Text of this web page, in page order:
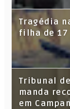
Tragédia
filha de 17
Tribunal
manda
em